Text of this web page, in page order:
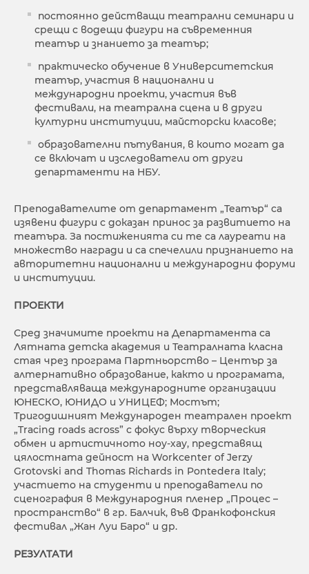
постоянно действащи театрални семинари и
срещи с водещи фигури на съвременния
театър и знанието за театър;
практическо обучение в Университетския
театър, участия в национални и
международни проекти, участия във
фестивали, на театрална сцена и в други
културни институции, майсторски класове;
образователни пътувания, в които могат да
се включат и изследователи от други
департаменти на НБУ.
Преподавателите от департамент „Театър“ са
изявени фигури с доказан принос за развитието на
театъра. За постиженията си те са лауреати на
множество награди и са спечелили признанието на
авторитетни национални и международни форуми
и институции.
ПРОЕКТИ
Сред значимите проекти на Департамента са
Лятната детска академия и Театралната класна
стая чрез програма Партньорство – Център за
алтернативно образование, както и програмата,
представляваща международните организации
ЮНЕСКО, ЮНИДО и УНИЦЕФ; Мостът;
Тригодишният Международен театрален проект
„Tracing roads across” с фокус върху творческия
обмен и артистичното ноу-хау, представящ
цялостната дейност на Workcenter of Jerzy
Grotovski and Thomas Richards in Pontedera Italy;
участието на студенти и преподаватели по
сценография в Международния пленер „Процес –
пространство“ в гр. Балчик, във Франкофонския
фестивал „Жан Луи Баро“ и др.
РЕЗУЛТАТИ